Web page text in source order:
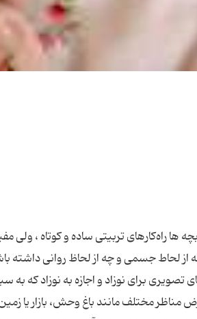
لحاط جسمی و چه از لحاظ روانی داشته